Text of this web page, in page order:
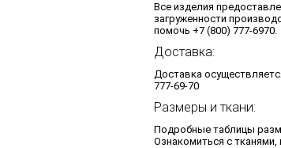
Все изделия
загруженности
помочь +7 (800) 777-6970.
Доставка:
Доставка
777-69-70
Размеры и ткани:
Подробные таблицы
Ознакомиться с